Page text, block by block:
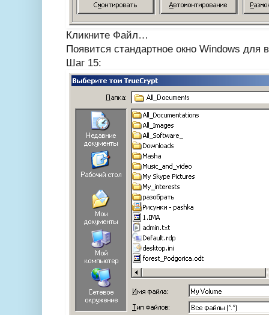
Кликните Файл…
Появится стандартное окно Windows для
Шаг 15: